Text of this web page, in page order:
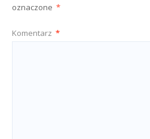
oznaczone *
Komentarz *